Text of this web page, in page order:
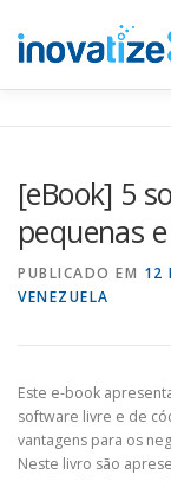
para
MATERIAIS
[eBook] 5
pequenas
PUBLICADO EM 12
VENEZUELA
Este e-book
software livre e de
vantagens para os
Neste livro são